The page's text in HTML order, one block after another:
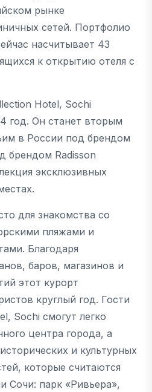
рынке
сетей. Портфолио
насчитывает 43
к открытию отеля с
Hotel, Sochi
год. Он станет вторым
в России под брендом
брендом Radisson
эксклюзивных
для знакомства со
пляжами и
Благодаря
баров, магазинов и
этот курорт
круглый год. Гости
Sochi смогут легко
центра города, а
и культурных
которые считаются
Сочи: парк «Ривьера»,